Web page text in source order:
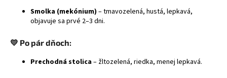
Smolka (mekónium) – tmavozelená, hustá, lepkavá,
objavuje sa prvé 2–3 dni.
💛 Po pár dňoch:
Prechodná stolica– žltozelená, riedka, menej lepkavá.
HĽADAŤ